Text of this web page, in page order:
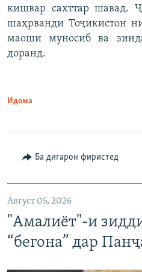
кишвар сахттар шавад.
шаҳрванди Тоҷикистон
маоши муносиб ва
доранд.
Идома
Ба дигарон фиристед
Август 05, 2026
"Амалиёт"-и
“бегона” дар